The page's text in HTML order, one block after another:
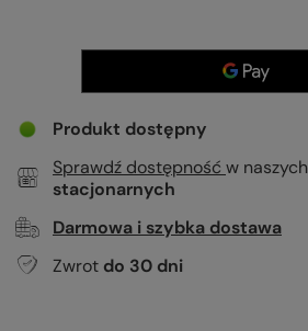
Produkt dostępny
Sprawdź dostępność w naszych
stacjonarnych
Darmowa i szybka dostawa
Zwrot do 30 dni